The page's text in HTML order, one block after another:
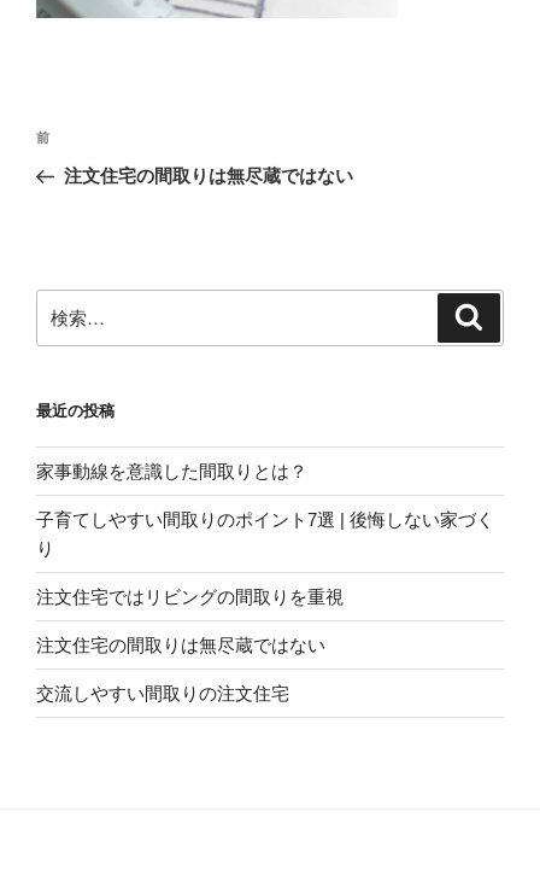
投
ナ
ー
シ
前
の
前
注文住宅の間取りは無尽蔵ではない
索:
最近の投稿
家事動線を意識した間取りとは？
子育てしやすい間取りのポイント7選 | 後悔しない家づく
り
注文住宅ではリビングの間取りを重視
注文住宅の間取りは無尽蔵ではない
交流しやすい間取りの注文住宅